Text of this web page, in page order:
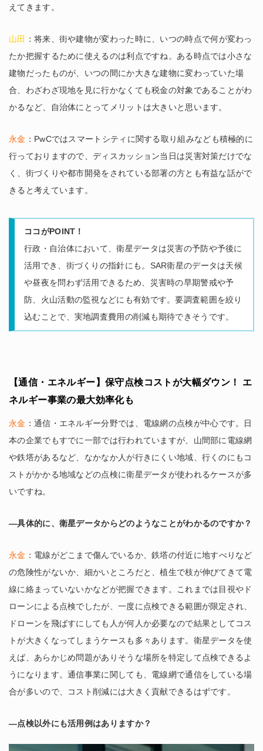
えてきます。
山田 ：将来、街や建物が変わった時に、いつの時点で何が変わっ
たか把握するために使えるのは利点ですね。ある時点では小さな
建物だったものが、いつの間にか大きな建物に変わっていた場
合、わざわざ現地を見に行かなくても税金の対象であることがわ
かるなど、自治体にとってメリットは大きいと思います。
永金 ：PwCではスマートシティに関する取り組みなども積極的に
行っておりますので、ディスカッション当日は災害対策だけでな
く、街づくりや都市開発をされている部署の方とも有益な話がで
きると考えています。
ココがPOINT！
行政・自治体において、衛星データは災害の予防や予後に
活用でき、街づくりの指針にも。SAR衛星のデータは天候
や昼夜を問わず活用できるため、災害時の早期警戒や予
防、火山活動の監視などにも有効です。要調査範囲を絞り
込むことで、実地調査費用の削減も期待できそうです。
【通信・エネルギー】保守点検コストが大幅ダウン！ エ
ネルギー事業の最大効率化も
永金 ：通信・エネルギー分野では、電線網の点検が中心です。日
本の企業でもすでに一部では行われていますが、山間部に電線網
や鉄塔があるなど、なかなか人が行きにくい地域、行くのにもコ
ストがかかる地域などの点検に衛星データが使われるケースが多
いですね。
―具体的に、衛星データからどのようなことがわかるのですか？
永金 ：電線がどこまで傷んでいるか、鉄塔の付近に地すべりなど
の危険性がないか、細かいところだと、植生で枝が伸びてきて電
線に絡まっていないかなどが把握できます。これまでは目視やド
ローンによる点検でしたが、一度に点検できる範囲が限定され、
ドローンを飛ばすにしても人が何人か必要なので結果としてコス
トが大きくなってしまうケースも多々あります。衛星データを使
えば、あらかじめ問題がありそうな場所を特定して点検できるよ
うになります。通信事業に関しても、電線網で通信をしている場
合が多いので、コスト削減には大きく貢献できるはずです。
―点検以外にも活用例はありますか？